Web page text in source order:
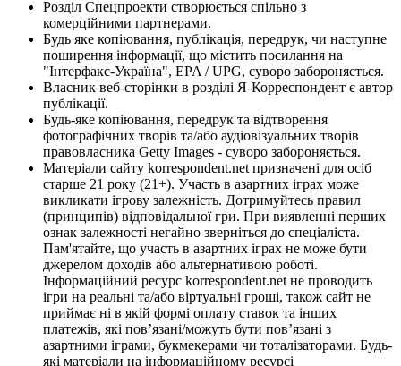
Розділ Спецпроекти створюється спільно з
комерційними партнерами.
Будь яке копіювання, публікація, передрук, чи наступне
поширення інформації, що містить посилання на
"Інтерфакс-Україна", EPA / UPG, суворо забороняється.
Власник веб-сторінки в розділі Я-Корреспондент є автор
публікації.
Будь-яке копіювання, передрук та відтворення
фотографічних творів та/або аудіовізуальних творів
правовласника Getty Images - суворо забороняється.
Матеріали сайту korrespondent.net призначені для осіб
старше 21 року (21+). Участь в азартних іграх може
викликати ігрову залежність. Дотримуйтесь правил
(принципів) відповідальної гри. При виявленні перших
ознак залежності негайно зверніться до спеціаліста.
Пам'ятайте, що участь в азартних іграх не може бути
джерелом доходів або альтернативою роботі.
Інформаційний ресурс korrespondent.net не проводить
ігри на реальні та/або віртуальні гроші, також сайт не
приймає ні в якій формі оплату ставок та інших
платежів, які пов’язані/можуть бути пов’язані з
азартними іграми, букмекерами чи тоталізаторами. Будь-
які матеріали на інформаційному ресурсі